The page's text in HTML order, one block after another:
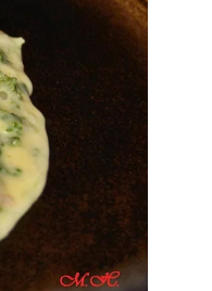
podvodů a
reklamy a obsahu,
údajů.